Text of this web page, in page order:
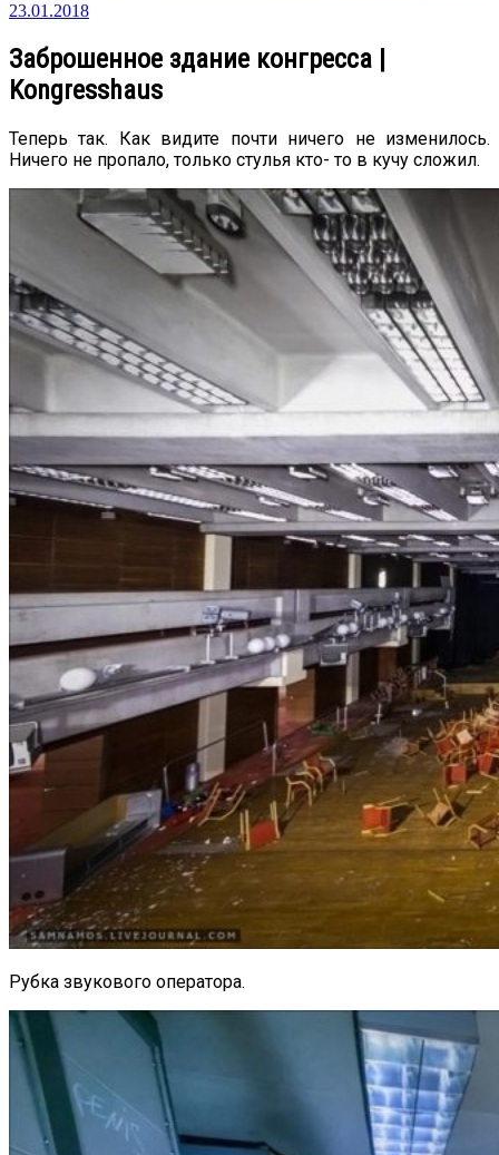
23.01.2018
Заброшенное здание конгресса |
Kongresshaus
Теперь так. Как видите почти ничего не изменилось.
Ничего не пропало, только стулья кто- то в кучу сложил.
Рубка звукового оператора.